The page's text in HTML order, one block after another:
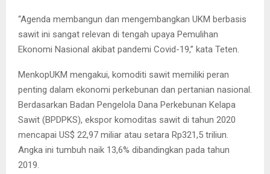
“Agenda membangun dan mengembangkan UKM berbasis
sawit ini sangat relevan di tengah upaya Pemulihan
Ekonomi Nasional akibat pandemi Covid-19,” kata Teten.
MenkopUKM mengakui, komoditi sawit memiliki peran
penting dalam ekonomi perkebunan dan pertanian nasional.
Berdasarkan Badan Pengelola Dana Perkebunan Kelapa
Sawit (BPDPKS), ekspor komoditas sawit di tahun 2020
mencapai US$ 22,97 miliar atau setara Rp321,5 triliun.
Angka ini tumbuh naik 13,6% dibandingkan pada tahun
2019.